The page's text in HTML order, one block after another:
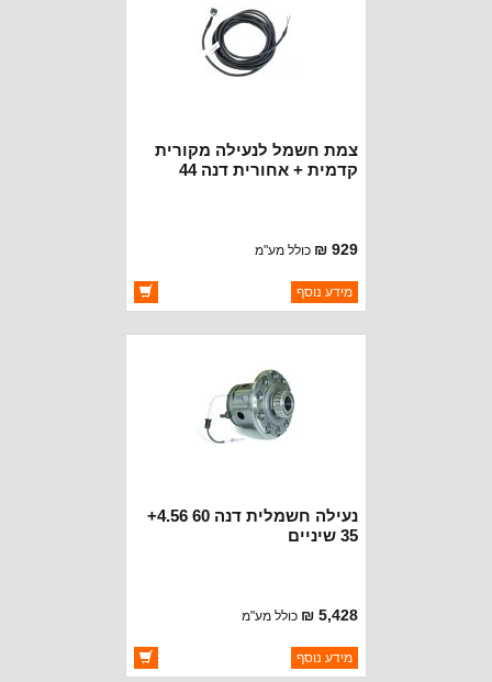
צמת חשמל לנעילה מקורית
קדמית + אחורית דנה 44
929 ₪ כולל מע"מ
ברקוד: 77072413
יצרן:MOPAR CHRYSLER
מידע נוסף
נעילה חשמלית דנה 60 4.56+
35 שיניים
5,428 ₪ כולל מע"מ
ברקוד: ET35
יצרן:OAKMAN OFFROAD
מידע נוסף